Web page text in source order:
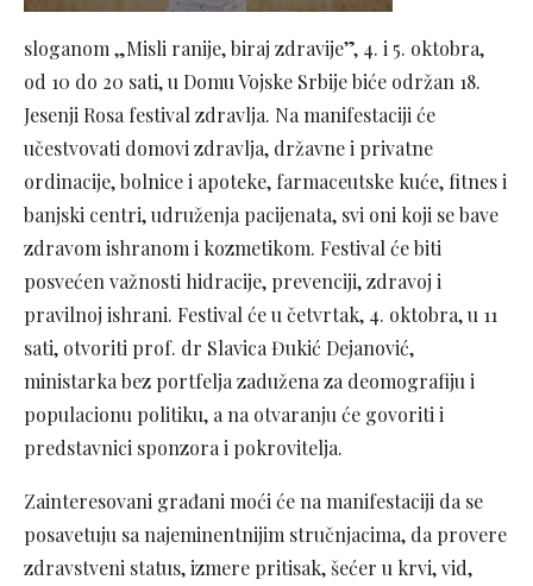
sloganom „Misli ranije, biraj zdravije”, 4. i 5. oktobra,
od 10 do 20 sati, u Domu Vojske Srbije biće održan 18.
Jesenji Rosa festival zdravlja. Na manifestaciji će
učestvovati domovi zdravlja, državne i privatne
ordinacije, bolnice i apoteke, farmaceutske kuće, fitnes i
banjski centri, udruženja pacijenata, svi oni koji se bave
zdravom ishranom i kozmetikom. Festival će biti
posvećen važnosti hidracije, prevenciji, zdravoj i
pravilnoj ishrani. Festival će u četvrtak, 4. oktobra, u 11
sati, otvoriti prof. dr Slavica Đukić Dejanović,
ministarka bez portfelja zadužena za deomografiju i
populacionu politiku, a na otvaranju će govoriti i
predstavnici sponzora i pokrovitelja.
Zainteresovani građani moći će na manifestaciji da se
posavetuju sa najeminentnijim stručnjacima, da provere
zdravstveni status, izmere pritisak, šećer u krvi, vid,